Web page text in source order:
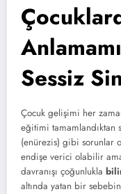
Sessiz
Çocuk gelişimi her
eğitimi tamamlandıktan
(enürezis) gibi sorunlar
endişe verici olabilir
davranışı çoğunlukla
altında yatan bir